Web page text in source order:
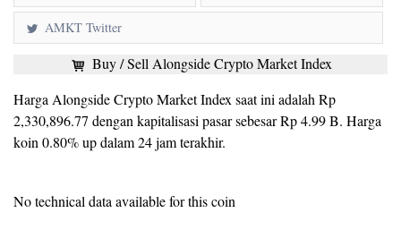
AMKT Twitter
Buy / Sell Alongside Crypto Market Index
Harga Alongside Crypto Market Index saat ini adalah Rp
2,330,896.77 dengan kapitalisasi pasar sebesar Rp 4.99 B. Harga
koin 0.80% up dalam 24 jam terakhir.
No technical data available for this coin